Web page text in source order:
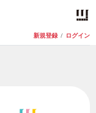
新規登録 / ログイン